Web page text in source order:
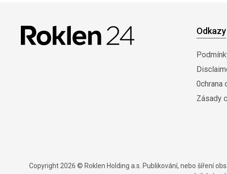
Odkazy
0chrana
Zásady
Copyright 2026 © Roklen Holding a.s. Publikování, nebo šíření